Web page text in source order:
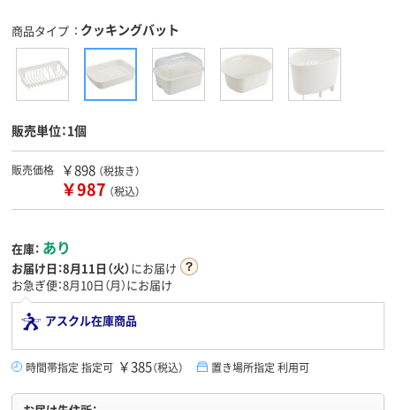
商品タイプ クッキングバット
販売単位：1個
販売価格 ￥898 （税抜き）
￥987 （税込）
在庫： あり
お届け日：8月11日（火）にお届け
お急ぎ便：8月10日（月）にお届け
アスクル在庫商品
時間帯指定 指定可 ￥385（税込） 置き場所指定 利用可